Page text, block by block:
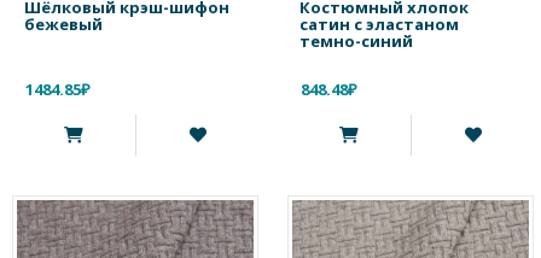
Шёлковый крэш-шифон
бежевый
1484.85₽
Костюмный хлопок
сатин с эластаном
темно-синий
848.48₽